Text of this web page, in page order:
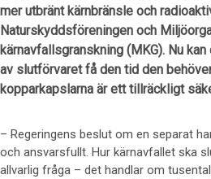
mer utbränt kärnbränsle och
Naturskyddsföreningen och
kärnavfallsgranskning (MKG). Nu
av slutförvaret få den tid den
kopparkapslarna är ett tillräckligt
– Regeringens beslut om en separat
och ansvarsfullt. Hur kärnavfallet ska
allvarlig fråga – det handlar om